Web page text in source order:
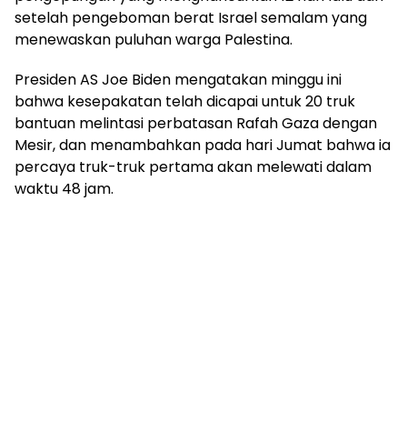
setelah pengeboman berat Israel semalam yang
menewaskan puluhan warga Palestina.
Presiden AS Joe Biden mengatakan minggu ini
bahwa kesepakatan telah dicapai untuk 20 truk
bantuan melintasi perbatasan Rafah Gaza dengan
Mesir, dan menambahkan pada hari Jumat bahwa ia
percaya truk-truk pertama akan melewati dalam
waktu 48 jam.